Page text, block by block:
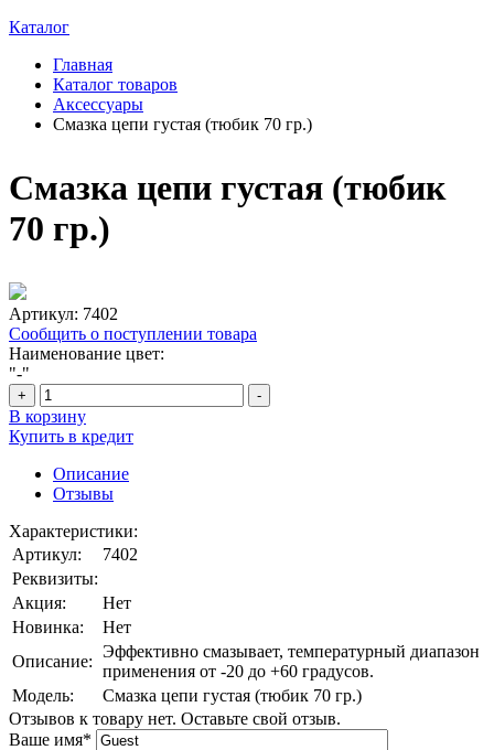
Каталог
Главная
Каталог товаров
Аксессуары
Смазка цепи густая (тюбик 70 гр.)
Смазка цепи густая (тюбик
70 гр.)
Артикул: 7402
Сообщить о поступлении товара
Наименование цвет:
"-"
+ -
В корзину
Купить в кредит
Описание
Отзывы
Характеристики:
Артикул:
7402
Реквизиты:
Акция:
Нет
Новинка:
Нет
Описание:
Эффективно смазывает, температурный диапазон
применения от -20 до +60 градусов.
Модель:
Смазка цепи густая (тюбик 70 гр.)
Отзывов к товару нет. Оставьте свой отзыв.
Ваше имя*